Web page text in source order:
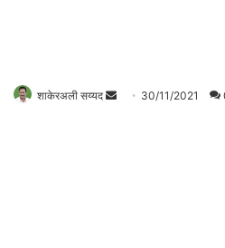
शाकेरअली सय्यद 30/11/2021